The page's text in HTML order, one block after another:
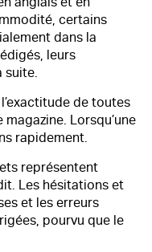
certains
dans la
leurs
suite.
de toutes
Lorsqu’une
rapidement.
représentent
Les hésitations et
et les erreurs
pourvu que le